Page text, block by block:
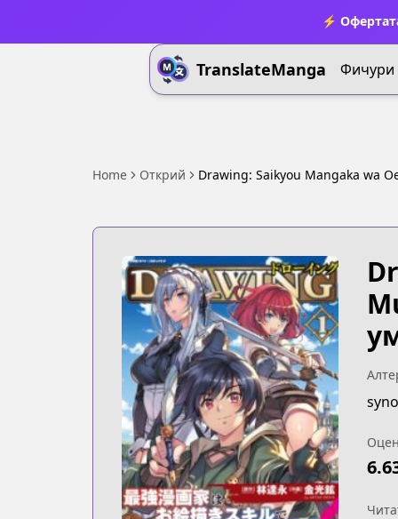
⚡
TranslateManga Фичури
Home Открий Drawing: Saikyou Mangaka wa